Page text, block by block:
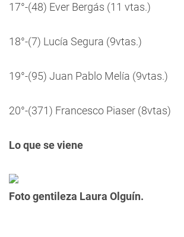
17°-(48) Ever Bergás (11 vtas.)
18°-(7) Lucía Segura (9vtas.)
19°-(95) Juan Pablo Melía (9vtas.)
20°-(371) Francesco Piaser (8vtas)
Lo que se viene
Foto gentileza Laura Olguín.